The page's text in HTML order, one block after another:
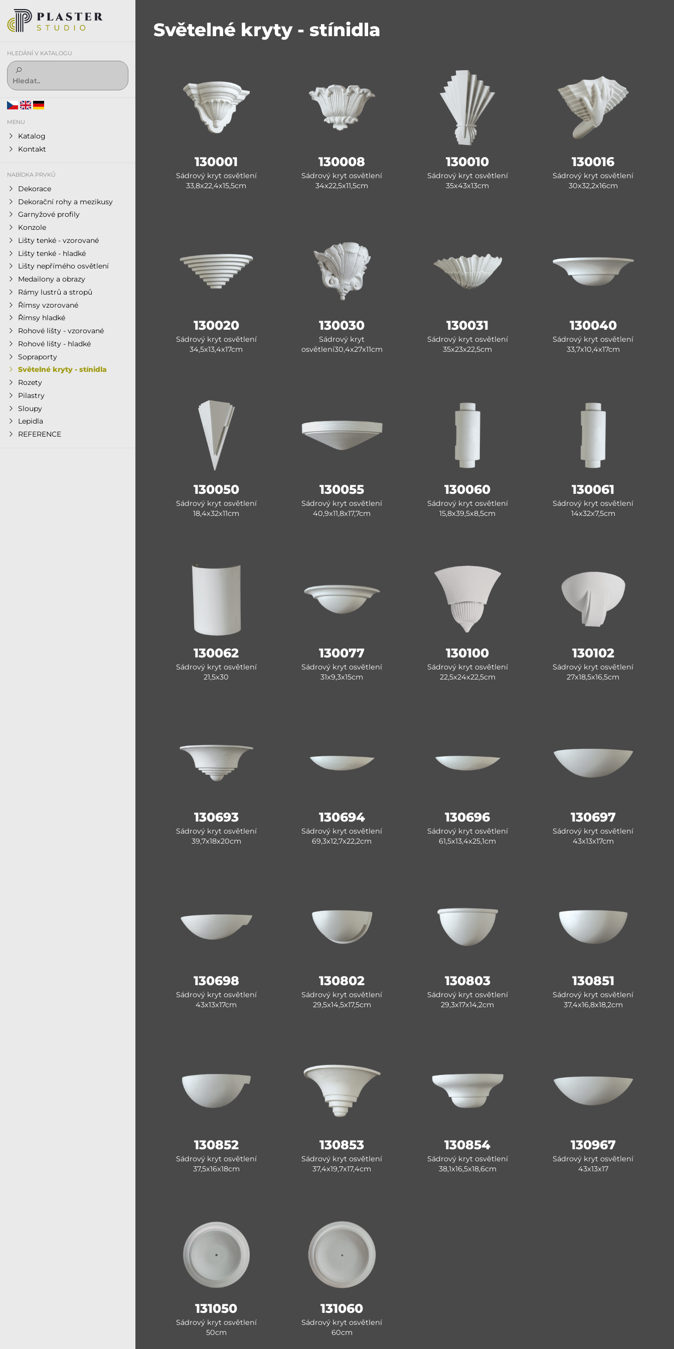
HLEDÁNÍ V KATALOGU
MENU
Katalog
Kontakt
NABÍDKA PRVKŮ
Dekorace
Dekorační rohy a mezikusy
Garnyžové profily
Konzole
Lišty tenké - vzorované
Lišty tenké - hladké
Lišty nepřímého osvětlení
Medailony a obrazy
Rámy lustrů a stropů
Římsy vzorované
Římsy hladké
Rohové lišty - vzorované
Rohové lišty - hladké
Sopraporty
Světelné kryty - stínidla
Rozety
Pilastry
Sloupy
Lepidla
REFERENCE
Světelné kryty - stínidla
130001
Sádrový kryt osvětlení
33,8x22,4x15,5cm
130008
Sádrový kryt osvětlení
34x22,5x11,5cm
130010
Sádrový kryt osvětlení
35x43x13cm
130016
Sádrový kryt osvětlení
30x32,2x16cm
130020
Sádrový kryt osvětlení
34,5x13,4x17cm
130030
Sádrový kryt
osvětlení30,4x27x11cm
130031
Sádrový kryt osvětlení
35x23x22,5cm
130040
Sádrový kryt osvětlení
33,7x10,4x17cm
130050
Sádrový kryt osvětlení
18,4x32x11cm
130055
Sádrový kryt osvětlení
40,9x11,8x17,7cm
130060
Sádrový kryt osvětlení
15,8x39,5x8,5cm
130061
Sádrový kryt osvětlení
14x32x7,5cm
130062
Sádrový kryt osvětlení
21,5x30
130077
Sádrový kryt osvětlení
31x9,3x15cm
130100
Sádrový kryt osvětlení
22,5x24x22,5cm
130102
Sádrový kryt osvětlení
27x18,5x16,5cm
130693
Sádrový kryt osvětlení
39,7x18x20cm
130694
Sádrový kryt osvětlení
69,3x12,7x22,2cm
130696
Sádrový kryt osvětlení
61,5x13,4x25,1cm
130697
Sádrový kryt osvětlení
43x13x17cm
130698
Sádrový kryt osvětlení
43x13x17cm
130802
Sádrový kryt osvětlení
29,5x14,5x17,5cm
130803
Sádrový kryt osvětlení
29,3x17x14,2cm
130851
Sádrový kryt osvětlení
37,4x16,8x18,2cm
130852
Sádrový kryt osvětlení
37,5x16x18cm
130853
Sádrový kryt osvětlení
37,4x19,7x17,4cm
130854
Sádrový kryt osvětlení
38,1x16,5x18,6cm
130967
Sádrový kryt osvětlení
43x13x17
131050
Sádrový kryt osvětlení
50cm
131060
Sádrový kryt osvětlení
60cm